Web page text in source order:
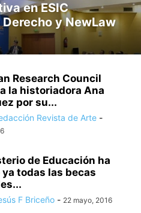
en ESIC
y NewLaw
Research Council
la historiadora Ana
por su...
Revista de Arte -
de Educación ha
ya todas las becas
F Briceño - 22 mayo, 2016